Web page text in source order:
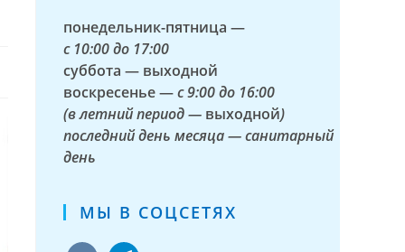
понедельник-пятница —
с 10:00 до 17:00
суббота — выходной
воскресенье —с 9:00 до 16:00
(в летний период — выходной)
последний день месяца — санитарный
день
МЫ В СОЦСЕТЯХ